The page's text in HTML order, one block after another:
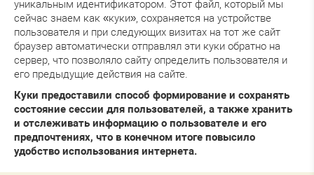
уникальным идентификатором. Этот файл, который мы
сейчас знаем как «куки», сохраняется на устройстве
пользователя и при следующих визитах на тот же сайт
браузер автоматически отправлял эти куки обратно на
сервер, что позволяло сайту определить пользователя и
его предыдущие действия на сайте.
Куки предоставили способ формирование и сохранять
состояние сессии для пользователей, а также хранить
и отслеживать информацию о пользователе и его
предпочтениях, что в конечном итоге повысило
удобство использования интернета.